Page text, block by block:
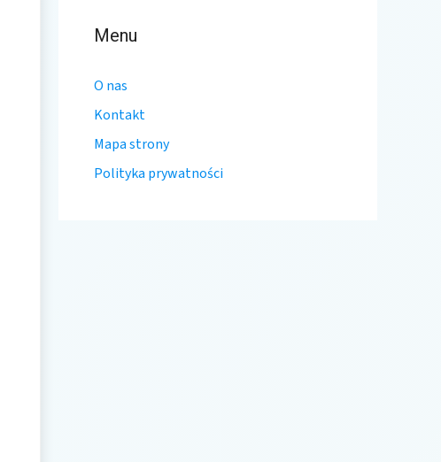
Menu
O nas
Kontakt
Mapa strony
Polityka prywatności